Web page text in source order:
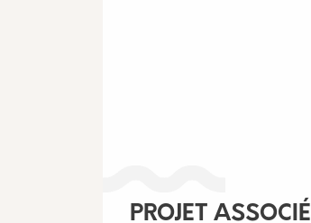
PROJET ASSOCIÉ